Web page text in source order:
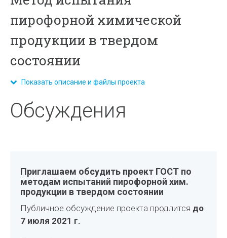
пирофорной химической
продукции в твердом
состоянии
Показать описание и файлы проекта
Обсуждения
Приглашаем обсудить проект ГОСТ по
методам испытаний пирофорной хим.
продукции в твердом состоянии
Публичное обсуждение проекта продлится до
7 июля 2021 г.